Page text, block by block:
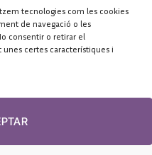
tecnologies com les cookies
de navegació o les
consentir o retirar el
certes característiques i